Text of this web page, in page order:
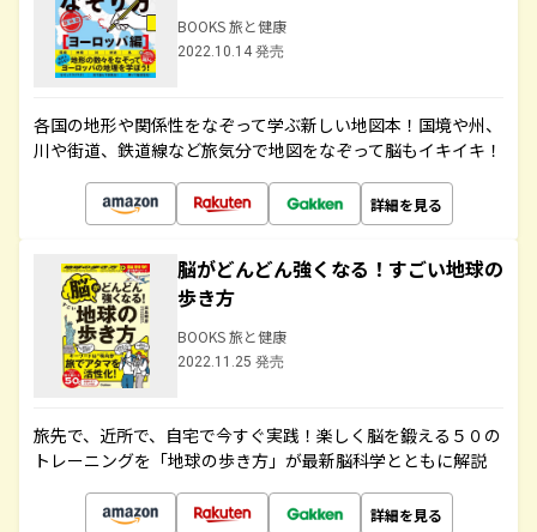
BOOKS 旅と健康
2022.10.14 発売
各国の地形や関係性をなぞって学ぶ新しい地図本！国境や州、
川や街道、鉄道線など旅気分で地図をなぞって脳もイキイキ！
詳細を見る
脳がどんどん強くなる！すごい地球の
歩き方
BOOKS 旅と健康
2022.11.25 発売
旅先で、近所で、自宅で今すぐ実践！楽しく脳を鍛える５０の
トレーニングを「地球の歩き方」が最新脳科学とともに解説
詳細を見る